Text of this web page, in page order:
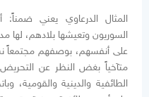
المثال الدرعاوي يعني
السوريون وتعيشها بلادهم، لها
على أنفسهم، بوصفهم مجتمعاً
متآخياً بغض النظر عن التحريض
الطائفية والدينية والقومية،